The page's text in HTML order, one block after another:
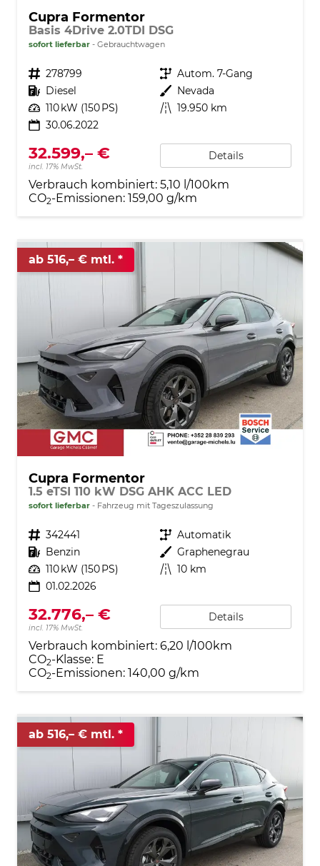
Cupra Formentor
Basis 4Drive 2.0TDI DSG
sofort lieferbar Gebrauchtwagen
Fahrzeugnr. 278799 Getriebe Autom. 7-Gang
Kraftstoff Diesel Außenfarbe Nevada
Leistung 110 kW (150 PS) Kilometerstand 19.950 km
30.06.2022
32.599,– €
incl. 17% MwSt.
Details
Verbrauch kombiniert: 5,10 l/100km
CO2-Emissionen: 159,00 g/km
ab 516,– € mtl.
Cupra Formentor
1.5 eTSI 110 kW DSG AHK ACC LED
sofort lieferbar Fahrzeug mit Tageszulassung
Fahrzeugnr. 342441 Getriebe Automatik
Kraftstoff Benzin Außenfarbe Graphenegrau
Leistung 110 kW (150 PS) Kilometerstand 10 km
01.02.2026
32.776,– €
incl. 17% MwSt.
Details
Verbrauch kombiniert: 6,20 l/100km
CO2-Klasse: E
CO2-Emissionen: 140,00 g/km
ab 516,– € mtl.